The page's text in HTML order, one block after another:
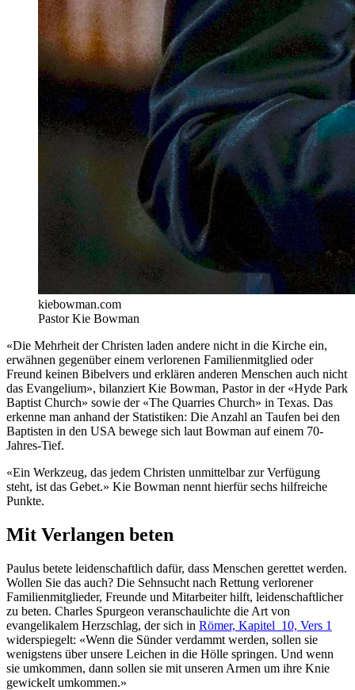
kiebowman.com
Pastor Kie Bowman
«Die Mehrheit der Christen laden andere nicht in die Kirche ein,
erwähnen gegenüber einem verlorenen Familienmitglied oder
Freund keinen Bibelvers und erklären anderen Menschen auch nicht
das Evangelium», bilanziert Kie Bowman, Pastor in der «Hyde Park
Baptist Church» sowie der «The Quarries Church» in Texas. Das
erkenne man anhand der Statistiken: Die Anzahl an Taufen bei den
Baptisten in den USA bewege sich laut Bowman auf einem 70-
Jahres-Tief.
«Ein Werkzeug, das jedem Christen unmittelbar zur Verfügung
steht, ist das Gebet.» Kie Bowman nennt hierfür sechs hilfreiche
Punkte.
Mit Verlangen beten
Paulus betete leidenschaftlich dafür, dass Menschen gerettet werden.
Wollen Sie das auch? Die Sehnsucht nach Rettung verlorener
Familienmitglieder, Freunde und Mitarbeiter hilft, leidenschaftlicher
zu beten. Charles Spurgeon veranschaulichte die Art von
evangelikalem Herzschlag, der sich in Römer, Kapitel 10, Vers 1
widerspiegelt: «Wenn die Sünder verdammt werden, sollen sie
wenigstens über unsere Leichen in die Hölle springen. Und wenn
sie umkommen, dann sollen sie mit unseren Armen um ihre Knie
gewickelt umkommen.»